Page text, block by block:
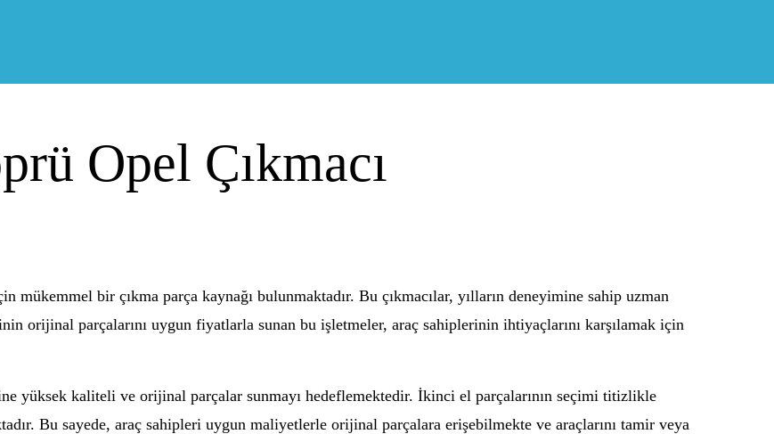
Opel Çıkmacı
mükemmel bir çıkma parça kaynağı bulunmaktadır. Bu çıkmacılar, yılların deneyimine sahip uzman
orijinal parçalarını uygun fiyatlarla sunan bu işletmeler, araç sahiplerinin ihtiyaçlarını karşılamak için
yüksek kaliteli ve orijinal parçalar sunmayı hedeflemektedir. İkinci el parçalarının seçimi titizlikle
Bu sayede, araç sahipleri uygun maliyetlerle orijinal parçalara erişebilmekte ve araçlarını tamir veya